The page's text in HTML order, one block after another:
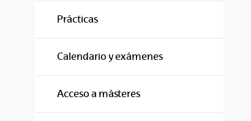
Prácticas
Calendario y exámenes
Acceso a másteres